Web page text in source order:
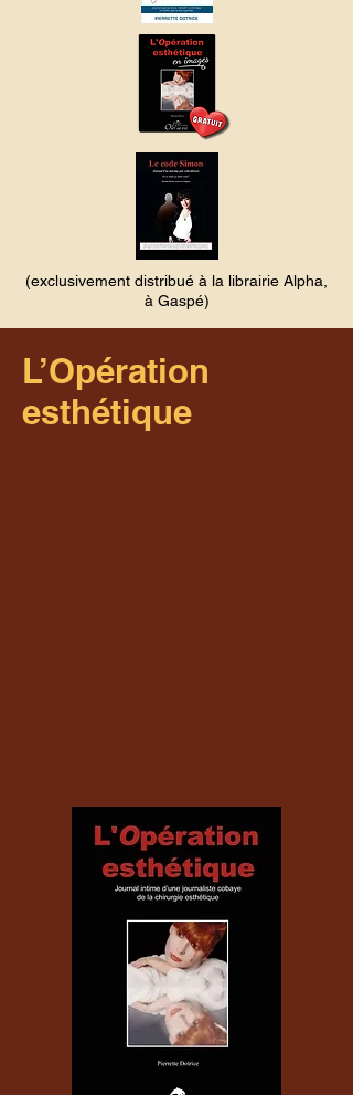
(exclusivement distribué à la librairie Alpha,
à Gaspé)
L’Opération
esthétique